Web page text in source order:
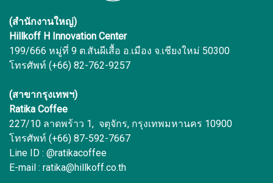
(สำนักงานใหญ่)
Hillkoff H Innovation Center
199/666 หมู่ที่ 9 ต.สันผีเสื้อ อ.เมือง จ.เชียงใหม่ 50300
โทรศัพท์ (+66) 82-762-9257
(สาขากรุงเทพฯ)
Ratika Coffee
227/10 ลาดพร้าว 1, จตุจักร, กรุงเทพมหานคร 10900
โทรศัพท์ (+66) 87-592-7667
Line ID : @ratikacoffee
E-mail : ratika@hillkoff.co.th